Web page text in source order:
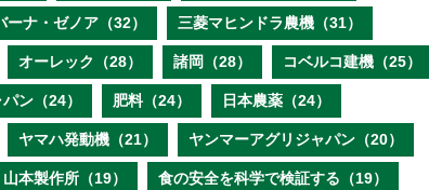
ーナ・ゼノア（32） 三菱マヒンドラ農機（31）
オーレック（28） 諸岡（28） コベルコ建機（25）
ン（24） 肥料（24） 日本農薬（24）
ヤマハ発動機（21） ヤンマーアグリジャパン（20）
山本製作所（19） 食の安全を科学で検証する（19）